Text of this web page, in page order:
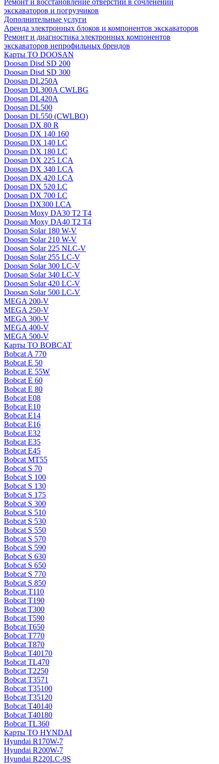
Ремонт и восстановление отверстий в сочленении
экскаваторов и погрузчиков
Дополнительные услуги
Аренда электронных блоков и компонентов экскаваторов
Ремонт и диагностика электронных компонентов
экскаваторов непрофильных брендов
Карты ТО DOOSAN
Doosan Disd SD 200
Doosan Disd SD 300
Doosan DL250A
Doosan DL300A CWLBG
Doosan DL420A
Doosan DL500
Doosan DL550 (CWLBO)
Doosan DX 80 R
Doosan DX 140 160
Doosan DX 140 LC
Doosan DX 180 LC
Doosan DX 225 LCA
Doosan DX 340 LCA
Doosan DX 420 LCA
Doosan DX 520 LC
Doosan DX 700 LC
Doosan DX300 LCA
Doosan Moxy DA30 T2 T4
Doosan Moxy DA40 T2 T4
Doosan Solar 180 W-V
Doosan Solar 210 W-V
Doosan Solar 225 NLC-V
Doosan Solar 255 LC-V
Doosan Solar 300 LC-V
Doosan Solar 340 LC-V
Doosan Solar 420 LC-V
Doosan Solar 500 LC-V
MEGA 200-V
MEGA 250-V
MEGA 300-V
MEGA 400-V
MEGA 500-V
Карты ТО BOBCAT
Bobcat A 770
Bobcat E 50
Bobcat E 55W
Bobcat E 60
Bobcat E 80
Bobcat E08
Bobcat E10
Bobcat E14
Bobcat E16
Bobcat E32
Bobcat E35
Bobcat E45
Bobcat MT55
Bobcat S 70
Bobcat S 100
Bobcat S 130
Bobcat S 175
Bobcat S 300
Bobcat S 510
Bobcat S 530
Bobcat S 550
Bobcat S 570
Bobcat S 590
Bobcat S 630
Bobcat S 650
Bobcat S 770
Bobcat S 850
Bobcat T110
Bobcat T190
Bobcat T300
Bobcat T590
Bobcat T650
Bobcat T770
Bobcat T870
Bobcat T40170
Bobcat TL470
Bobcat Т2250
Bobcat Т3571
Bobcat Т35100
Bobcat Т35120
Bobcat Т40140
Bobcat Т40180
Bobcat ТL360
Карты ТО HYNDAI
Hyundai R170W-7
Hyundai R200W-7
Hyundai R220LC-9S